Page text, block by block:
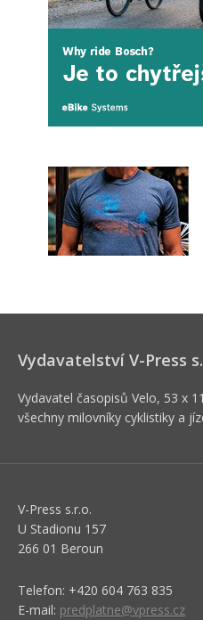
Vydavatelství V-Press
Vydavatel časopisů Velo, 53 x
všechny milovníky cyklistiky a
V-Press s.r.o.
U Stadionu 157
266 01 Beroun
Telefon: +420 604 763 835
E-mail: predplatne@vpress.cz